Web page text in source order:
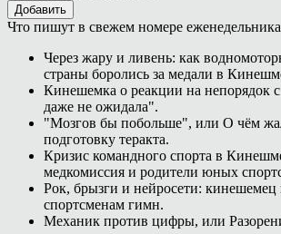
Добавить
Что пишут в свежем номере
Через жару и ливень: как
страны боролись за медали в
Кинешемка о реакции на непорядок
даже не ожидала".
"Мозгов бы побольше", или О чём
подготовку теракта.
Кризис командного спорта в
медкомиссия и родители юных
Рок, брызги и нейросети: кинешемец
спортсменам гимн.
Механик против цифры, или